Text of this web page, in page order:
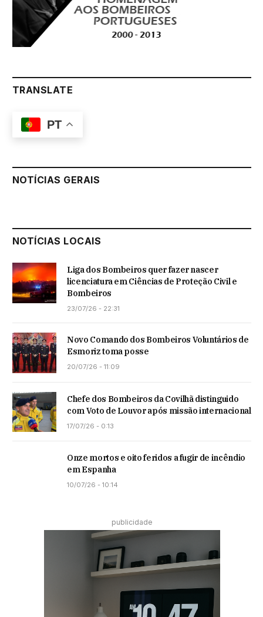
TRANSLATE
PT
NOTÍCIAS GERAIS
NOTÍCIAS LOCAIS
Liga dos Bombeiros quer fazer nascer
licenciatura em Ciências de Proteção Civil e
Bombeiros
23/07/26 - 22:31
Novo Comando dos Bombeiros Voluntários de
Esmoriz toma posse
20/07/26 - 11:09
Chefe dos Bombeiros da Covilhã distinguido
com Voto de Louvor após missão internacional
17/07/26 - 0:13
Onze mortos e oito feridos a fugir de incêndio
em Espanha
10/07/26 - 10:14
publicidade